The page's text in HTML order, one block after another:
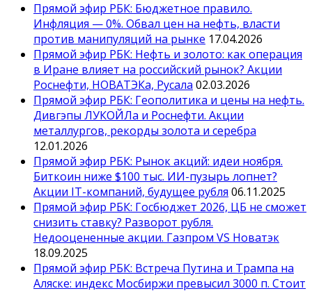
Прямой эфир РБК: Бюджетное правило.
Инфляция — 0%. Обвал цен на нефть, власти
против манипуляций на рынке 17.04.2026
Прямой эфир РБК: Нефть и золото: как операция
в Иране влияет на российский рынок? Акции
Роснефти, НОВАТЭКа, Русала 02.03.2026
Прямой эфир РБК: Геополитика и цены на нефть.
Дивгэпы ЛУКОЙЛа и Роснефти. Акции
металлургов, рекорды золота и серебра
12.01.2026
Прямой эфир РБК: Рынок акций: идеи ноября.
Биткоин ниже $100 тыс. ИИ-пузырь лопнет?
Акции IT-компаний, будущее рубля 06.11.2025
Прямой эфир РБК: Госбюджет 2026, ЦБ не сможет
снизить ставку? Разворот рубля.
Недооцененные акции. Газпром VS Новатэк
18.09.2025
Прямой эфир РБК: Встреча Путина и Трампа на
Аляске: индекс Мосбиржи превысил 3000 п. Стоит